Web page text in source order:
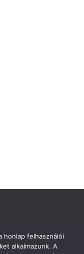
ÉS ÉS JOGI
honlap felhasználói
alkalmazunk. A